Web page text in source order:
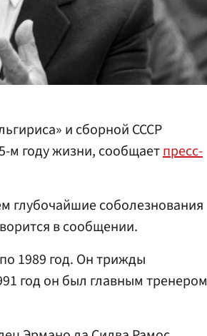
и сборной СССР
м году жизни, сообщаетпресс-
глубочайшие соболезнования
в сообщении.
1989 год. Он трижды
год он был главным тренером